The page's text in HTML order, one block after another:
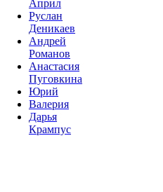
Април
Руслан
Деникаев
Андрей
Романов
Анастасия
Пуговкина
Юрий
Валерия
Дарья
Крампус